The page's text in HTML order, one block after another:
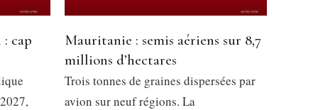
cap
Mauritanie : semis aériens sur 8,7
millions d’hectares
Trois tonnes de graines dispersées par
avion sur neuf régions. La